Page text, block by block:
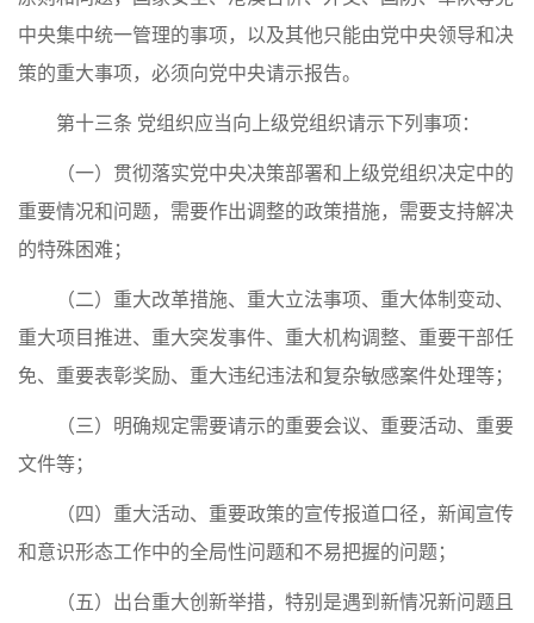
中央集中统一管理的事项，以及其他只能由党中央领导和决
策的重大事项，必须向党中央请示报告。
第十三条 党组织应当向上级党组织请示下列事项：
（一）贯彻落实党中央决策部署和上级党组织决定中的
重要情况和问题，需要作出调整的政策措施，需要支持解决
的特殊困难；
（二）重大改革措施、重大立法事项、重大体制变动、
重大项目推进、重大突发事件、重大机构调整、重要干部任
免、重要表彰奖励、重大违纪违法和复杂敏感案件处理等；
（三）明确规定需要请示的重要会议、重要活动、重要
文件等；
（四）重大活动、重要政策的宣传报道口径，新闻宣传
和意识形态工作中的全局性问题和不易把握的问题；
（五）出台重大创新举措，特别是遇到新情况新问题且